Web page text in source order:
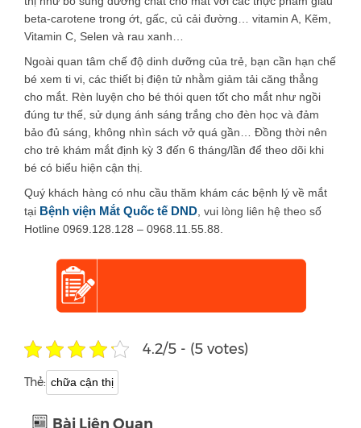
beta-carotene trong ớt, gấc, củ cải đường… vitamin A, Kẽm,
Vitamin C, Selen và rau xanh…
Ngoài quan tâm chế độ dinh dưỡng của trẻ, bạn cần hạn chế
bé xem ti vi, các thiết bị điện tử nhằm giảm tải căng thẳng
cho mắt. Rèn luyện cho bé thói quen tốt cho mắt như ngồi
đúng tư thế, sử dụng ánh sáng trắng cho đèn học và đảm
bảo đủ sáng, không nhìn sách vở quá gần… Đồng thời nên
cho trẻ khám mắt định kỳ 3 đến 6 tháng/lần để theo dõi khi
bé có biểu hiện cận thị.
Quý khách hàng có nhu cầu thăm khám các bệnh lý về mắt
tại Bệnh viện Mắt Quốc tế DND , vui lòng liên hệ theo số
Hotline 0969.128.128 – 0968.11.55.88.
4.2/5 - (5 votes)
Thẻ: chữa cận thị
Bài Liên Quan